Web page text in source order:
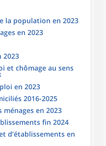
la population en 2023
en 2023
2023
et chômage au sens
en 2023
2016-2025
ménages en 2023
fin 2024
d’établissements en